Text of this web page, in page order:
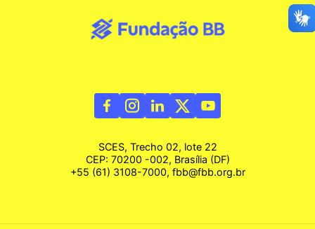
SCES, Trecho 02, lote 22
CEP: 70200 -002, Brasília (DF)
+55 (61) 3108-7000, fbb@fbb.org.br